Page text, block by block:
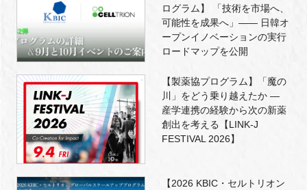
ログラム】 「技術を市場へ、
可能性を成果へ」―― 日韓オ
ープンイノベーションの実行
ロードマップを公開
【製薬協プログラム】「魔の
川」をどう乗り越えたか ―
産学連携の経験から次の新薬
創出を考える【LINK-J
FESTIVAL 2026】
【2026 KBIC・セルトリオン